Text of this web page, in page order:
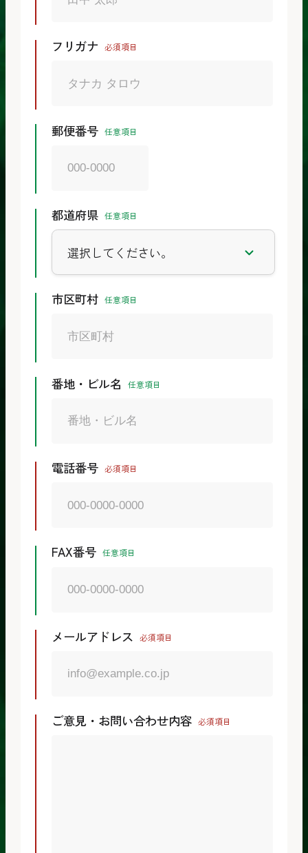
フリガナ 必須項目
郵便番号 任意項目
都道府県 任意項目
市区町村 任意項目
番地・ビル名 任意項目
電話番号 必須項目
FAX番号 任意項目
メールアドレス 必須項目
ご意見・お問い合わせ内容 必須項目